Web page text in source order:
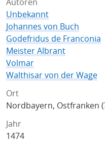
Unbekannt
Johannes von Buch
Godefridus de Franconia
Meister Albrant
Volmar
Walthisar von der Wage
Ort
Nordbayern, Ostfranken
Jahr
1474